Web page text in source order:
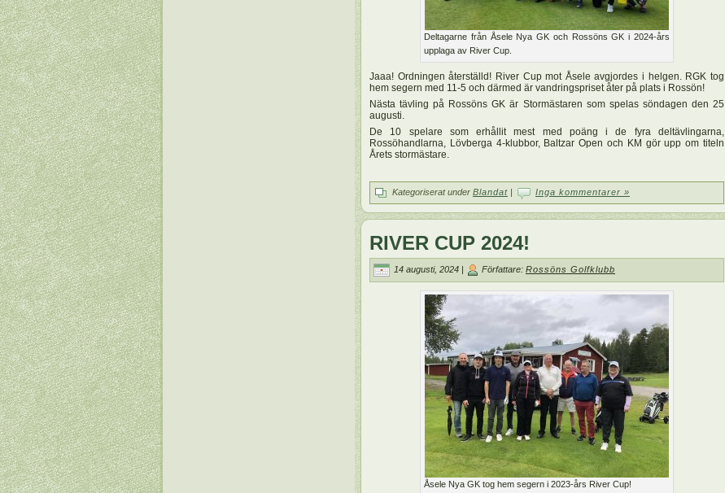
Deltagarne från Åsele Nya GK och Rossöns GK i 2024-års
upplaga av River Cup.
Jaaa! Ordningen återställd! River Cup mot Åsele avgjordes i helgen. RGK tog
hem segern med 11-5 och därmed är vandringspriset åter på plats i Rossön!
Nästa tävling på Rossöns GK är Stormästaren som spelas söndagen den 25
augusti.
De 10 spelare som erhållit mest med poäng i de fyra deltävlingarna,
Rossöhandlarna, Lövberga 4-klubbor, Baltzar Open och KM gör upp om titeln
Årets stormästare.
Kategoriserat under Blandat | Inga kommentarer »
RIVER CUP 2024!
14 augusti, 2024 | Författare: Rossöns Golfklubb
Åsele Nya GK tog hem segern i 2023-års River Cup!